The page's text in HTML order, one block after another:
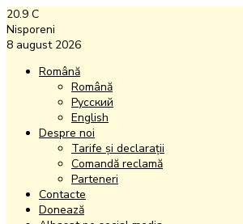
20.9 C
Nisporeni
8 august 2026
Română
Română
Русский
English
Despre noi
Tarife și declarații
Comandă reclamă
Parteneri
Contacte
Donează